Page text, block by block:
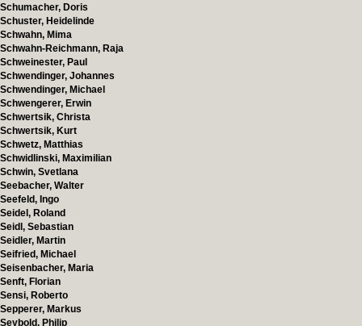
Schumacher, Doris
Schuster, Heidelinde
Schwahn, Mima
Schwahn-Reichmann, Raja
Schweinester, Paul
Schwendinger, Johannes
Schwendinger, Michael
Schwengerer, Erwin
Schwertsik, Christa
Schwertsik, Kurt
Schwetz, Matthias
Schwidlinski, Maximilian
Schwin, Svetlana
Seebacher, Walter
Seefeld, Ingo
Seidel, Roland
Seidl, Sebastian
Seidler, Martin
Seifried, Michael
Seisenbacher, Maria
Senft, Florian
Sensi, Roberto
Sepperer, Markus
Seybold, Philip